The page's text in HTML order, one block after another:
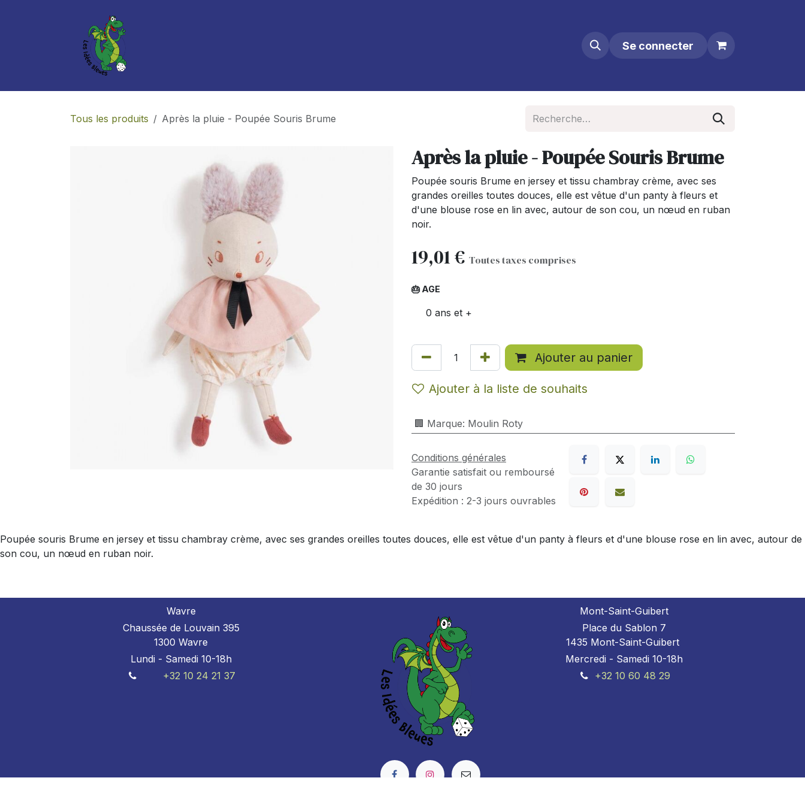
Se connecter
Tous les produits Après la pluie - Poupée Souris Brume
Après la pluie - Poupée Souris Brume
Poupée souris Brume en jersey et tissu chambray crème, avec ses
grandes oreilles toutes douces, elle est vêtue d'un panty à fleurs et
d'une blouse rose en lin avec, autour de son cou, un nœud en ruban
noir.
19,01€ Toutes taxes comprises
🎂 AGE
0 ans et +
Ajouter au panier
Ajouter à la liste de souhaits
🏢 Marque: Moulin Roty
Conditions générales
Garantie satisfait ou remboursé
de 30 jours
Expédition : 2-3 jours ouvrables
Poupée souris Brume en jersey et tissu chambray crème, avec ses grandes oreilles toutes douces, elle est vêtue d'un panty à fleurs et d'une blouse rose en lin avec, autour de
son cou, un nœud en ruban noir.
Wavre
Chaussée de Louvain 395
1300 Wavre
Lundi - Samedi 10-18h
+32 10 24 21 37
Mont-Saint-Guibert
Place du Sablon 7
1435 Mont-Saint-Guibert
Mercredi - Samedi 10-18h
+32 10 60 48 29